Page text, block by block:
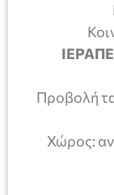
Προβολή
Χώρος: